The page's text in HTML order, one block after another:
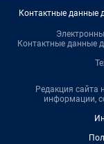
Контактные данные
Контактные данные
Редакция сайта
информации,